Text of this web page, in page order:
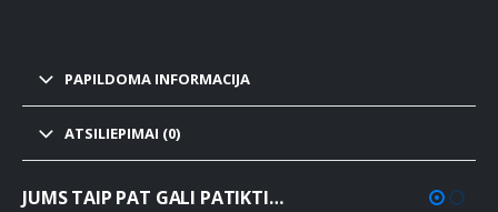
PAPILDOMA INFORMACIJA
ATSILIEPIMAI (0)
JUMS TAIP PAT GALI PATIKTI…